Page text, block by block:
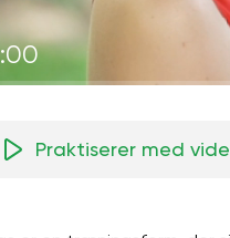
Praktiserer med